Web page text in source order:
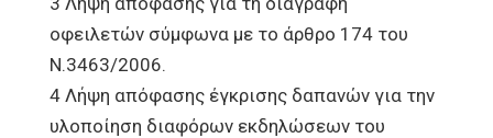
οφειλετών σύμφωνα με το άρθρο 174 του
Ν.3463/2006.
4 Λήψη απόφασης έγκρισης δαπανών για την
υλοποίηση διαφόρων εκδηλώσεων του